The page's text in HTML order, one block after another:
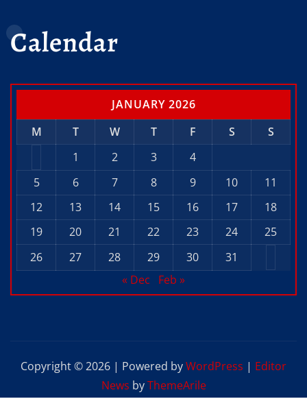
Calendar
JANUARY 2026
M
T W T F S
S
1
2 3
4
5
6 7 8 9 10
11
12
13 14 15 16 17
18
19
20 21 22 23 24
25
26
27 28 29 30
31
« Dec
Feb »
Copyright © 2026 | Powered byWordPress | Editor
News byThemeArile